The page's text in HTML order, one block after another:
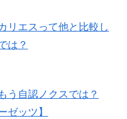
リエスって他と比較し
は？
う自認ノクスでは？
ゼッツ】